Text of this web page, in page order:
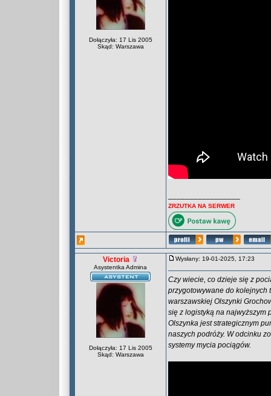
Dołączyła: 17 Lis 2005
Skąd: Warszawa
ZRZUTKA NA SERWER
Victoria
Asystentka Admina
Dołączyła: 17 Lis 2005
Skąd: Warszawa
Wysłany: 19-01-2025, 17:23
Czy wiecie, co dzieje się z
przygotowywane do kolejnych
warszawskiej Olszynki
się z logistyką na najwyższym
Olszynka jest strategicznym
naszych podróży. W odcinku
systemy mycia pociągów.